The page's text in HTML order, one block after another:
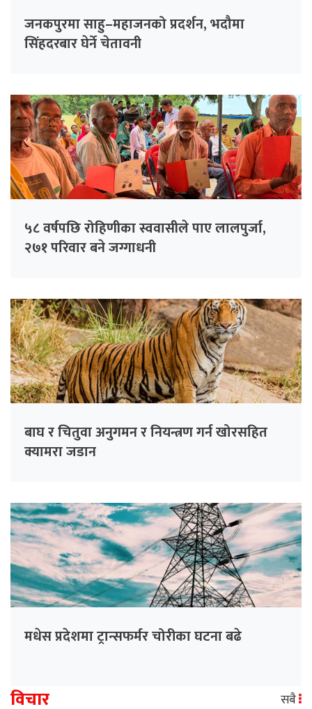
जनकपुरमा साहु–महाजनको प्रदर्शन, भदौमा
सिंहदरबार घेर्ने चेतावनी
५८ वर्षपछि रोहिणीका स्ववासीले पाए लालपुर्जा,
२७१ परिवार बने जग्गाधनी
बाघ र चितुवा अनुगमन र नियन्त्रण गर्न खोरसहित
क्यामरा जडान
मधेस प्रदेशमा ट्रान्सफर्मर चोरीका घटना बढे
विचार सबै